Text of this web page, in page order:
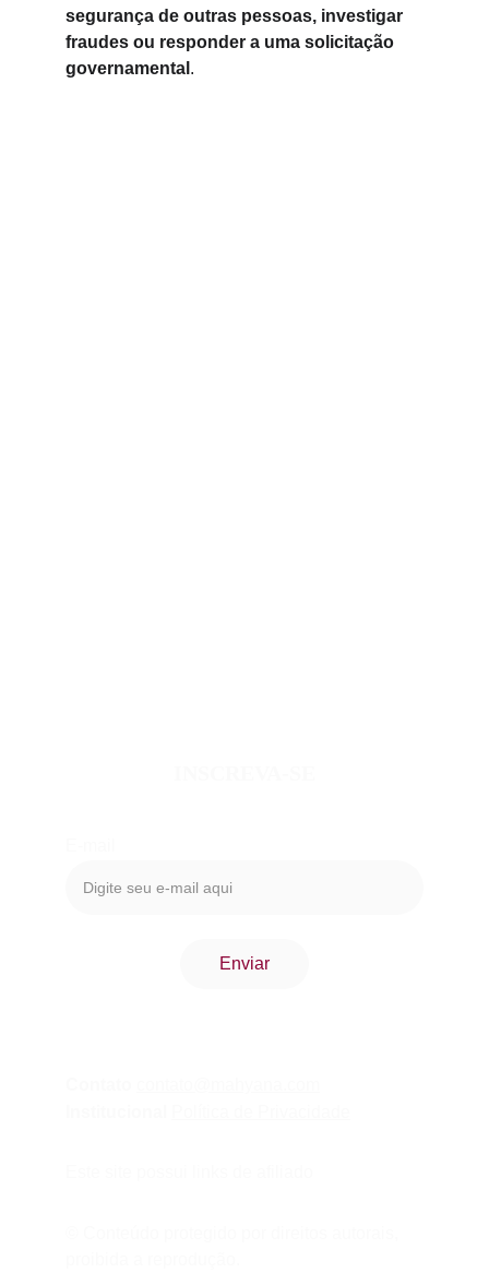
segurança de outras pessoas, investigar
fraudes ou responder a uma solicitação
governamental .
Enviar